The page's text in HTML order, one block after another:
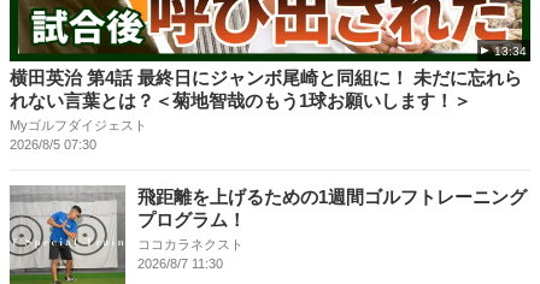
13:34
横田英治 第4話 最終日にジャンボ尾崎と同組に！ 未だに忘れら
れない言葉とは？＜菊地智哉のもう1球お願いします！＞
Myゴルフダイジェスト
2026/8/5 07:30
飛距離を上げるための1週間ゴルフトレーニング
プログラム！
ココカラネクスト
2026/8/7 11:30